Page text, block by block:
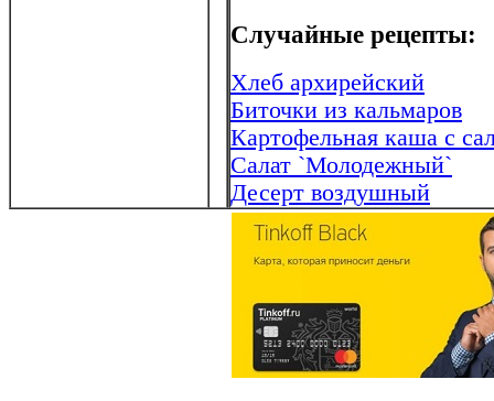
Случайные рецепты:
Хлеб архирейский
Биточки из кальмаров
Картофельная каша с
Салат `Молодежный`
Десерт воздушный